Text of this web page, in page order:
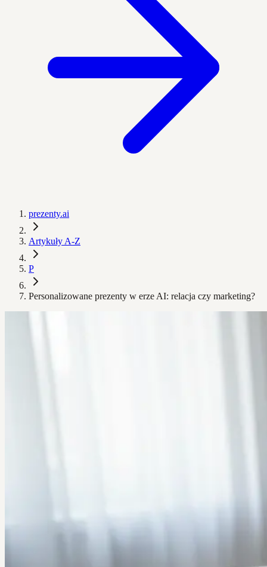
prezenty.ai
Artykuły A-Z
P
Personalizowane prezenty w erze AI: relacja czy marketing?